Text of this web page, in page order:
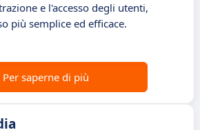
e l'accesso degli utenti,
più semplice ed efficace.
Per saperne di più